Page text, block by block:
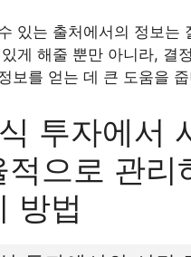
있는 출처에서의 정보는
게 해줄 뿐만 아니라, 결
보를 얻는 데 큰 도움을
투자에서
적으로 관리
방법